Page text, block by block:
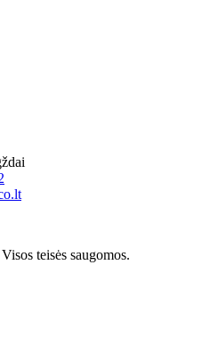
teisės saugomos.